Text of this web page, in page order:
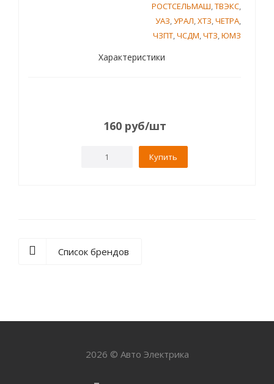
РОСТСЕЛЬМАШ,ТВЭКС,
УАЗ,УРАЛ,ХТЗ,ЧЕТРА,
ЧЗПТ,ЧСДМ,ЧТЗ,ЮМЗ
Характеристики
160 руб/шт
Купить
Список брендов
2026 © Авто Электрика